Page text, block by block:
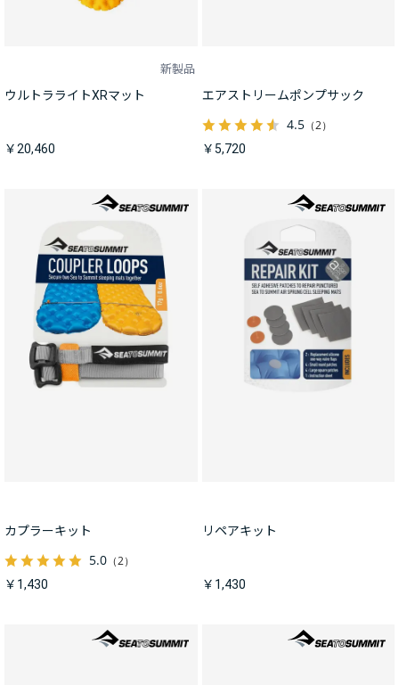
新製品
ウルトラライトXRマット
￥20,460
エアストリームポンプサック
4.5（2）
￥5,720
カプラーキット
5.0 （2）
￥1,430
リペアキット
￥1,430